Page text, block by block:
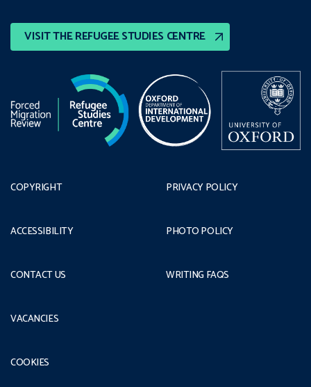
VISIT THE REFUGEE STUDIES CENTRE
COPYRIGHT
ACCESSIBILITY
CONTACT US
PRIVACY POLICY
PHOTO POLICY
WRITING FAQS
VACANCIES
COOKIES